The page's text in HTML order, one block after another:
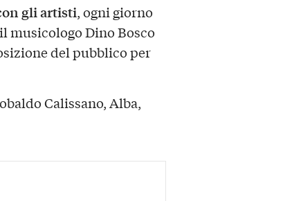
gli artisti, ogni giorno
musicologo Dino Bosco
del pubblico per
Calissano, Alba,